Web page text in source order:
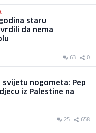
staru
da nema
63 0
svijetu nogometa: Pep
iz Palestine na
25 658